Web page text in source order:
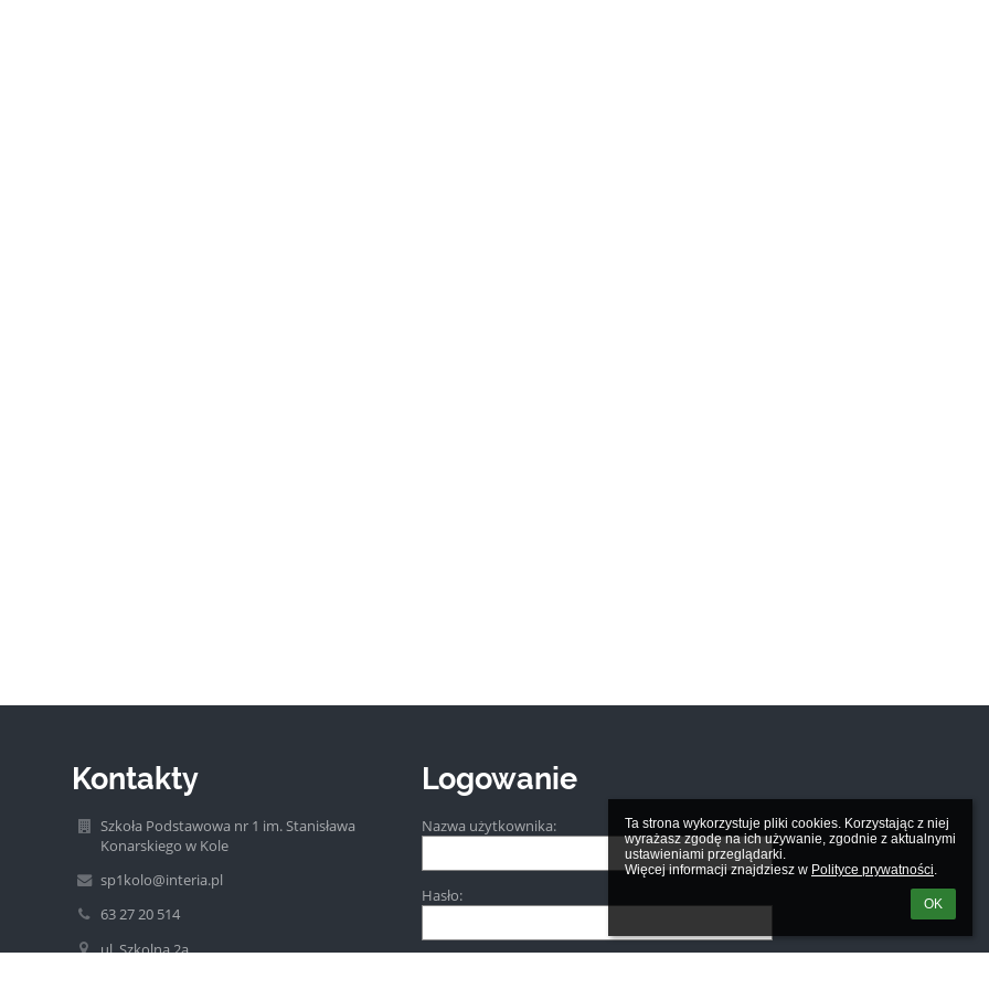
Ta strona wykorzystuje pliki cookies. Korzystając z niej
wyrażasz zgodę na ich używanie, zgodnie z aktualnymi
ustawieniami przeglądarki.
Więcej informacji znajdziesz w Polityce prywatności.
OK
Kontakty
Szkoła Podstawowa nr 1 im. Stanisława
Konarskiego w Kole
sp1kolo@interia.pl
63 27 20 514
ul. Szkolna 2a
Logowanie
Nazwa użytkownika:
Hasło: